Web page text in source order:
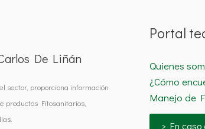
De Liñán
sector, proporciona información
productos Fitosanitarios,
Portal
Quienes
¿Cómo
Manejo de
> En